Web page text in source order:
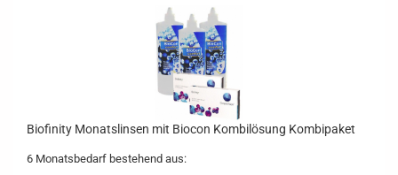
Biofinity Monatslinsen mit Biocon Kombilösung Kombipaket
6 Monatsbedarf bestehend aus: